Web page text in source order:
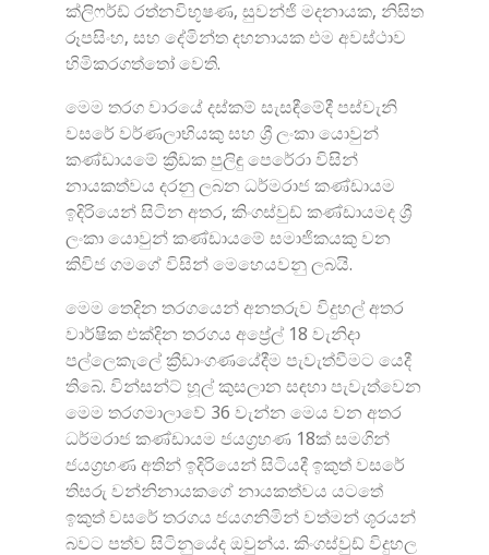
ක්ලිෆර්ඩ් රත්නවිභූෂණ, සුවන්ජි මදනායක, නිසිත
රූපසිංහ, සහ දේමින්ත දහනායක එම අවස්ථාව
හිමිකරගත්තෝ වෙති.
මෙම තරග වාරයේ දස්කම් සැසඳීමේදී පස්වැනි
වසරේ වර්ණලාභියකු සහ ශ්‍රී ලංකා යොවුන්
කණ්ඩායමේ ක්‍රීඩක පුලිඳු පෙරේරා විසින්
නායකත්වය දරනු ලබන ධර්මරාජ කණ්ඩායම
ඉදිරියෙන් සිටින අතර, කිංගස්වුඩ් කණ්ඩායමද ශ්‍රී
ලංකා යොවුන් කණ්ඩායමේ සමාජිකයකු වන
කිවිජ ගමගේ විසින් මෙහෙයවනු ලබයි.
මෙම තෙදින තරගයෙන් අනතරුව විදුහල් අතර
වාර්ෂික එක්දින තරගය අප්‍රේල් 18 වැනිදා
පල්ලෙකැලේ ක්‍රීඩාංගණයේදීම පැවැත්වීමට යෙදී
තිබේ. වින්සන්ට් හූල් කුසලාන සඳහා පැවැත්වෙන
මෙම තරගමාලාවේ 36 වැන්න මෙය වන අතර
ධර්මරාජ කණ්ඩායම ජයග්‍රහණ 18ක් සමගින්
ජයග්‍රහණ අතින් ඉදිරියෙන් සිටියදී ඉකුත් වසරේ
තිසරු වන්නිනායකගේ නායකත්වය යටතේ
ඉකුත් වසරේ තරගය ජයගනිමින් වත්මන් ශූරයන්
බවට පත්ව සිටිනුයේද ඔවුන්ය. කිංගස්වුඩ් විදුහල